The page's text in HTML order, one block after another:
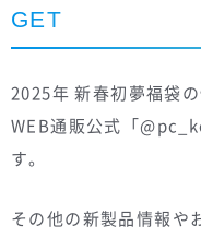
GET
2025年 新春初夢福袋
WEB通販公式「
す。
その他の新製品情報や